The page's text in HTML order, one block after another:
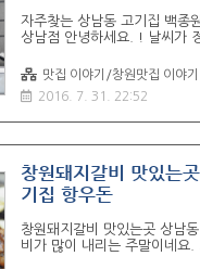
회식 장소도 가능한 룸이 있고
아서 식사하실수 있는 테이블
자주찾는 상남동 고기집 백종
상남점 안녕하세요. ! 날씨가
이 이어질지 말이죠. 후우... 오
집 한곳 소개해드릴까 합니다.
린 돌배기집 입니다. ㅎ 창원
원 브랜드 가게들이 즐비합니
서 아주 만족스러운곳이죠. 가
주차할곳이 3-4곳정도 있는데
보시면 됩니다. 바로 옆에 공영
일 저녁인데 웨이팅이 걸리네
ㅋㅋ 조금 기다렸다 들어갔습
맛집 이야기/창원맛집 이야기
2016. 7. 31. 22:52
창원돼지갈비 맛있는
기집 항우돈
창원돼지갈비 맛있는곳 상남
비가 많이 내리는 주말이네요.